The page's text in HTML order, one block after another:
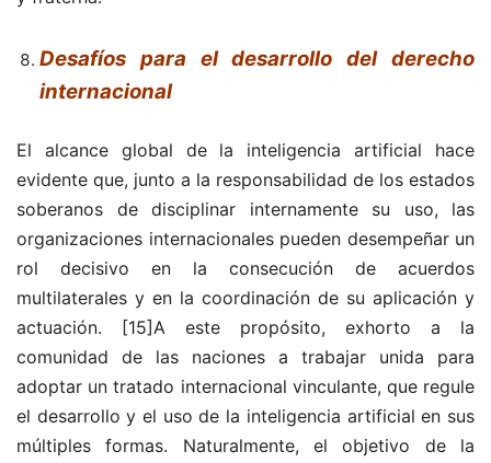
Desafíos para el desarrollo del derecho
internacional
El alcance global de la inteligencia artificial hace
evidente que, junto a la responsabilidad de los estados
soberanos de disciplinar internamente su uso, las
organizaciones internacionales pueden desempeñar un
rol decisivo en la consecución de acuerdos
multilaterales y en la coordinación de su aplicación y
actuación.
[15]A este propósito, exhorto a la
comunidad de las naciones a trabajar unida para
adoptar un tratado internacional vinculante, que regule
el desarrollo y el uso de la inteligencia artificial en sus
múltiples formas. Naturalmente, el objetivo de la